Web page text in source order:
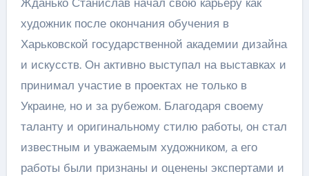
художник после окончания обучения в
Харьковской государственной академии дизайна
и искусств. Он активно выступал на выставках и
принимал участие в проектах не только в
Украине, но и за рубежом. Благодаря своему
таланту и оригинальному стилю работы, он стал
известным и уважаемым художником, а его
работы были признаны и оценены экспертами и